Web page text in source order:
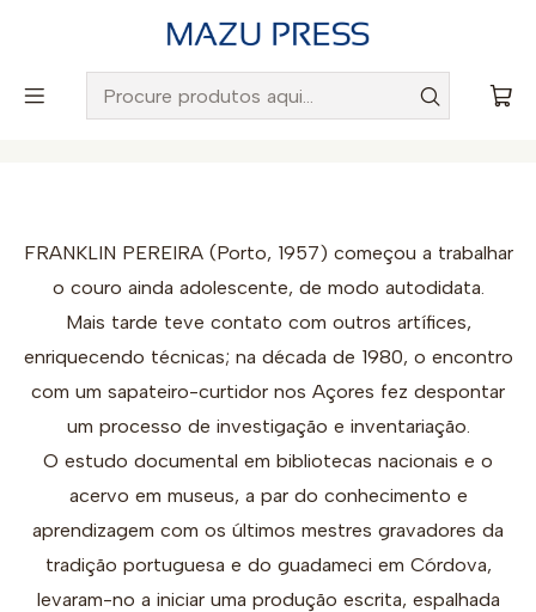
Envio gratuito para Portugal em encomendas superiores a
Início Autores Franklin Pereira
FRANKLIN PEREIRA (Porto, 1957) começou a trabalhar
o couro ainda adolescente, de modo autodidata.
Mais tarde teve contato com outros artífices,
enriquecendo técnicas; na década de 1980, o encontro
com um sapateiro-curtidor nos Açores fez despontar
um processo de investigação e inventariação.
O estudo documental em bibliotecas nacionais e o
acervo em museus, a par do conhecimento e
aprendizagem com os últimos mestres gravadores da
tradição portuguesa e do guadameci em Córdova,
levaram-no a iniciar uma produção escrita, espalhada